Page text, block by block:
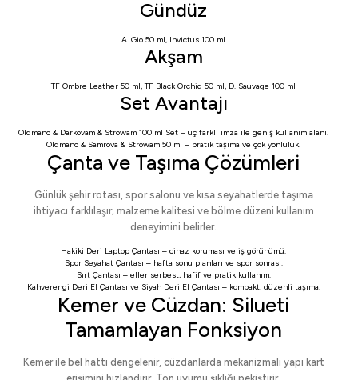
Gündüz
A. Gio 50 ml, Invictus 100 ml
Akşam
TF Ombre Leather 50 ml,TF Black Orchid 50 ml, D. Sauvage 100 ml
Set Avantajı
Oldmano & Darkovam & Strowam 100 ml Set – üç farklı imza ile geniş kullanım alanı.
Oldmano & Samrova & Strowam 50 ml – pratik taşıma ve çok yönlülük.
Çanta ve Taşıma Çözümleri
Günlük şehir rotası, spor salonu ve kısa seyahatlerde taşıma
ihtiyacı farklılaşır; malzeme kalitesi ve bölme düzeni kullanım
deneyimini belirler.
Hakiki Deri Laptop Çantası – cihaz koruması ve iş görünümü.
Spor Seyahat Çantası – hafta sonu planları ve spor sonrası.
Sırt Çantası – eller serbest, hafif ve pratik kullanım.
Kahverengi Deri El Çantası ve Siyah Deri El Çantası – kompakt, düzenli taşıma.
Kemer ve Cüzdan: Silueti
Tamamlayan Fonksiyon
Kemer ile bel hattı dengelenir, cüzdanlarda mekanizmalı yapı kart